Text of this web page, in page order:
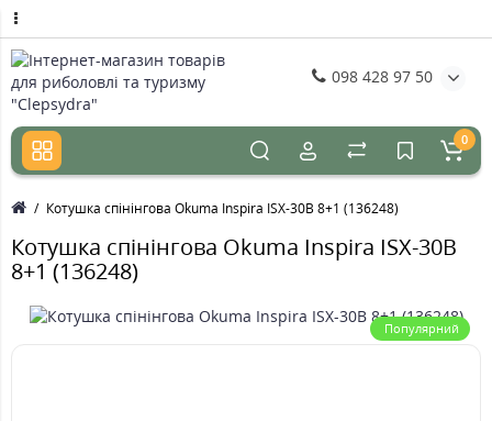
098 428 97 50
0
Котушка спінінгова Okuma Inspira ISX-30B 8+1 (136248)
Котушка спінінгова Okuma Inspira ISX-30B
8+1 (136248)
Популярний